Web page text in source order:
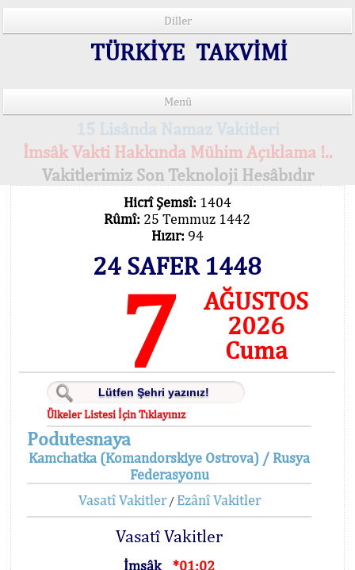
Diller
TÜRKİYE TAKVİMİ
Menü
15 Lisânda Namaz Vakitleri
İmsâk Vakti Hakkında Mühim Açıklama !..
Vakitlerimiz Son Teknoloji Hesâbıdır
Hicrî Şemsî: 1404
Rûmî: 25 Temmuz 1442
Hızır: 94
24 SAFER 1448
7
AĞUSTOS
2026
Cuma
Ülkeler Listesi İçin Tıklayınız
Podutesnaya
Kamchatka (Komandorskiye Ostrova) / Rusya
Federasyonu
Vasatî Vakitler/ Ezânî Vakitler
Vasatî Vakitler
İmsâk
*01:02